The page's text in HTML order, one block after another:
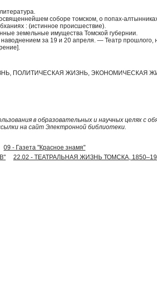
соборе томском, о попах-
: (истинное происшествие).
земельные имущества Томской губернии.
за 19 и 20 апреля. — Театр прошлого,
ПОЛИТИЧЕСКАЯ ЖИЗНЬ, ЭКОНОМИЧЕСКАЯ
в образовательных и научных целях с
на сайт Электронной библиотеки.
09 - Газета "Красное знамя"
22.02 - ТЕАТРАЛЬНАЯ ЖИЗНЬ ТОМСКА,